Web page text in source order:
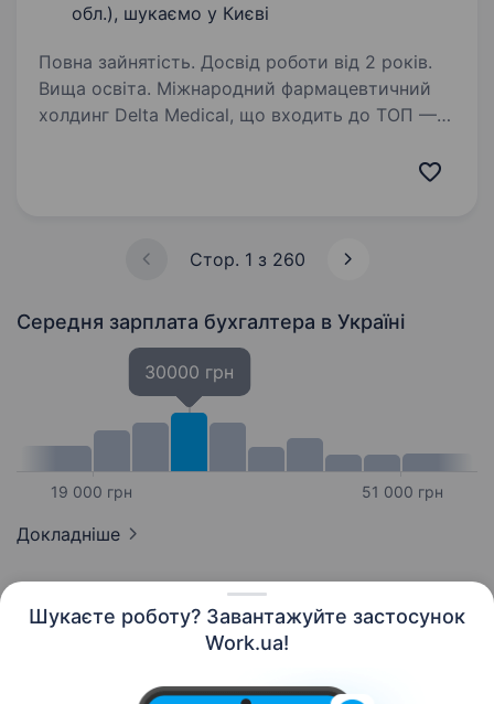
Шукаєте роботу? Завантажуйте застосунок
Work.ua!
обл.), шукаємо у Києві
Повна зайнятість. Досвід роботи від 2 років.
Вища освіта. Міжнародний фармацевтичний
холдинг Delta Medical, що входить до ТОП —
одним з найкращих роботодавців, запрошує
Стор. 1 з 260
Середня зарплата бухгалтера в Україні
19 000 грн
30000 грн
51 000 грн
Докладніше